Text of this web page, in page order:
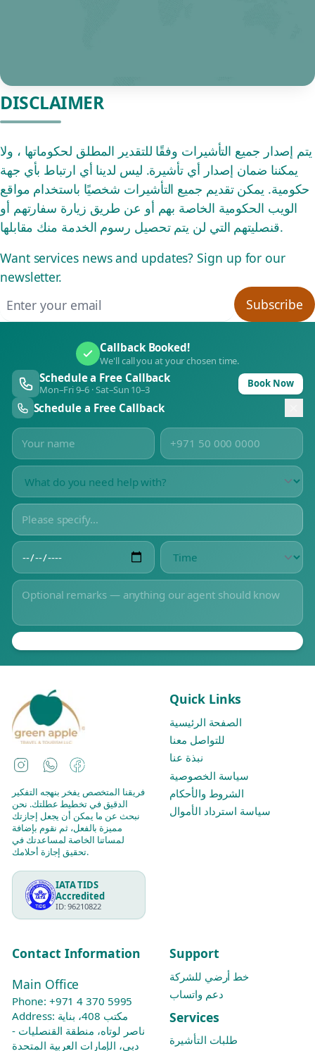
DISCLAIMER
يتم إصدار جميع التأشيرات وفقًا للتقدير المطلق لحكوماتها ، ولا
يمكننا ضمان إصدار أي تأشيرة. ليس لدينا أي ارتباط بأي جهة
حكومية. يمكن تقديم جميع التأشيرات شخصيًا باستخدام مواقع
الويب الحكومية الخاصة بهم أو عن طريق زيارة سفارتهم أو
قنصليتهم التي لن يتم تحصيل رسوم الخدمة منك مقابلها.
Want services news and updates? Sign up for our
newsletter.
Subscribe
Callback Booked!
We'll call you at your chosen time.
Schedule a Free Callback
Mon–Fri 9–6 · Sat–Sun 10–3 Book Now
Schedule a Free Callback
Instagram
WhatsAppFacebook
فريقنا المتخصص يفخر بنهجه التفكير
الدقيق في تخطيط عطلتك. نحن
نبحث عن ما يمكن أن يجعل إجازتك
مميزة بالفعل، ثم نقوم بإضافة
لمساتنا الخاصة لمساعدتك في
تحقيق إجازة أحلامك.
IATA TIDS
Accredited
ID: 96210822
Quick Links
الصفحة الرئيسية
للتواصل معنا
نبذة عنا
سياسة الخصوصية
الشروط والأحكام
سياسة استرداد الأموال
Contact Information
Main Office
Phone: +971 4 370 5995
Address: مكتب 408، بناية
ناصر لوتاه، منطقة القنصليات -
دبي، الإمارات العربية المتحدة
Support
خط أرضي للشركة
دعم واتساب
Services
طلبات التأشيرة